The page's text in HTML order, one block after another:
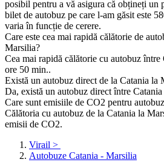
posibil pentru a vă asigura că obțineți un
bilet de autobuz pe care l-am găsit este
varia în funcție de cerere.
Care este cea mai rapidă călătorie de
Marsilia?
Cea mai rapidă călătorie cu autobuz
ore 50 min..
Există un autobuz direct de la Catania la
Da, există un autobuz direct între
Care sunt emisiile de CO2 pentru
Călătoria cu autobuz de la Catania la
emisii de CO2.
Virail >
Autobuze Catania - Marsilia